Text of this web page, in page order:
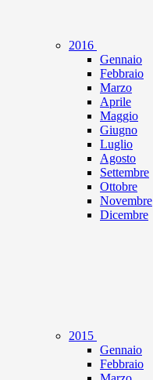
2016
Gennaio
Febbraio
Marzo
Aprile
Maggio
Giugno
Luglio
Agosto
Settembre
Ottobre
Novembre
Dicembre
2015
Gennaio
Febbraio